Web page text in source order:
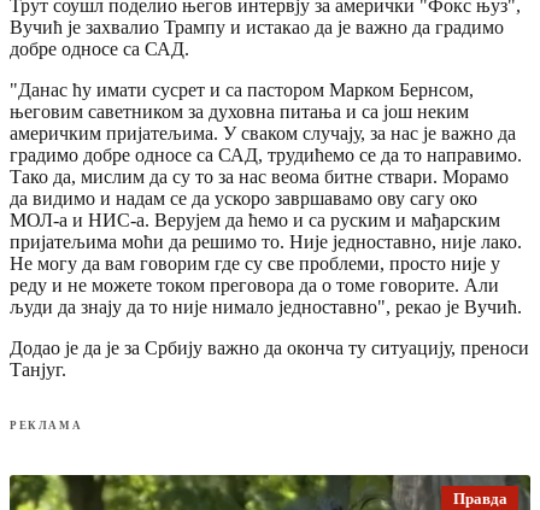
Трут соушл поделио његов интервју за амерички "Фокс њуз",
Вучић је захвалио Трампу и истакао да је важно да градимо
добре односе са САД.
"Данас ћу имати сусрет и са пастором Марком Бернсом,
његовим саветником за духовна питања и са још неким
америчким пријатељима. У сваком случају, за нас је важно да
градимо добре односе са САД, трудићемо се да то направимо.
Тако да, мислим да су то за нас веома битне ствари. Морамо
да видимо и надам се да ускоро завршавамо ову сагу око
МОЛ-а и НИС-а. Верујем да ћемо и са руским и мађарским
пријатељима моћи да решимо то. Није једноставно, није лако.
Не могу да вам говорим где су све проблеми, просто није у
реду и не можете током преговора да о томе говорите. Али
људи да знају да то није нимало једноставно", рекао је Вучић.
Додао је да је за Србију важно да оконча ту ситуацију, преноси
Танјуг.
РЕКЛАМА
Правда